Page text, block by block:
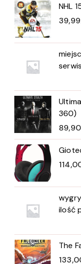
NHL
39,99
360)
89,90
ilość
The